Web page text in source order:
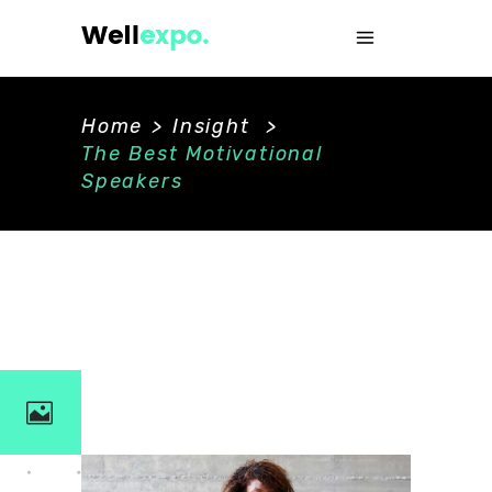
Home > Insight
>
The Best Motivational
Speakers